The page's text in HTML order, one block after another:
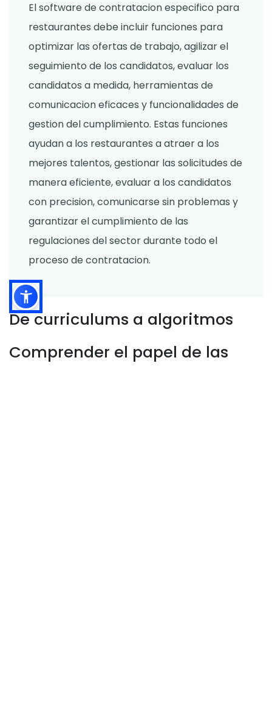
El software de contratacion especifico para
restaurantes debe incluir funciones para
optimizar las ofertas de trabajo, agilizar el
seguimiento de los candidatos, evaluar los
candidatos a medida, herramientas de
comunicacion eficaces y funcionalidades de
gestion del cumplimiento. Estas funciones
ayudan a los restaurantes a atraer a los
mejores talentos, gestionar las solicitudes de
manera eficiente, evaluar a los candidatos
con precision, comunicarse sin problemas y
garantizar el cumplimiento de las
regulaciones del sector durante todo el
proceso de contratacion.
De curriculums a algoritmos
Comprender el papel de las